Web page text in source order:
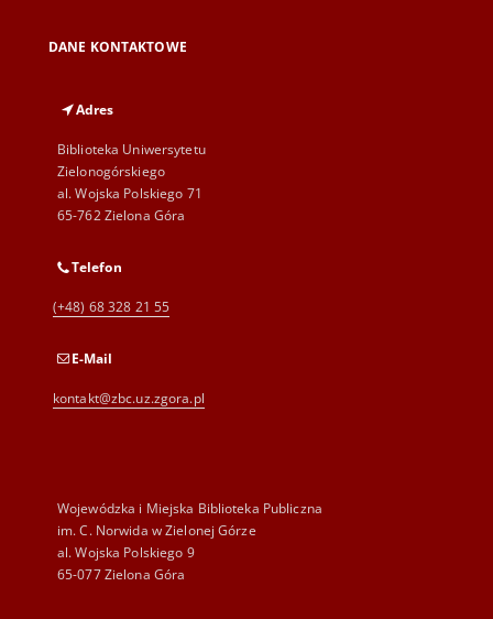
DANE KONTAKTOWE
Adres
Biblioteka Uniwersytetu
Zielonogórskiego
al. Wojska Polskiego 71
65-762 Zielona Góra
Telefon
(+48) 68 328 21 55
E-Mail
kontakt@zbc.uz.zgora.pl
Wojewódzka i Miejska Biblioteka Publiczna
im. C. Norwida w Zielonej Górze
al. Wojska Polskiego 9
65-077 Zielona Góra